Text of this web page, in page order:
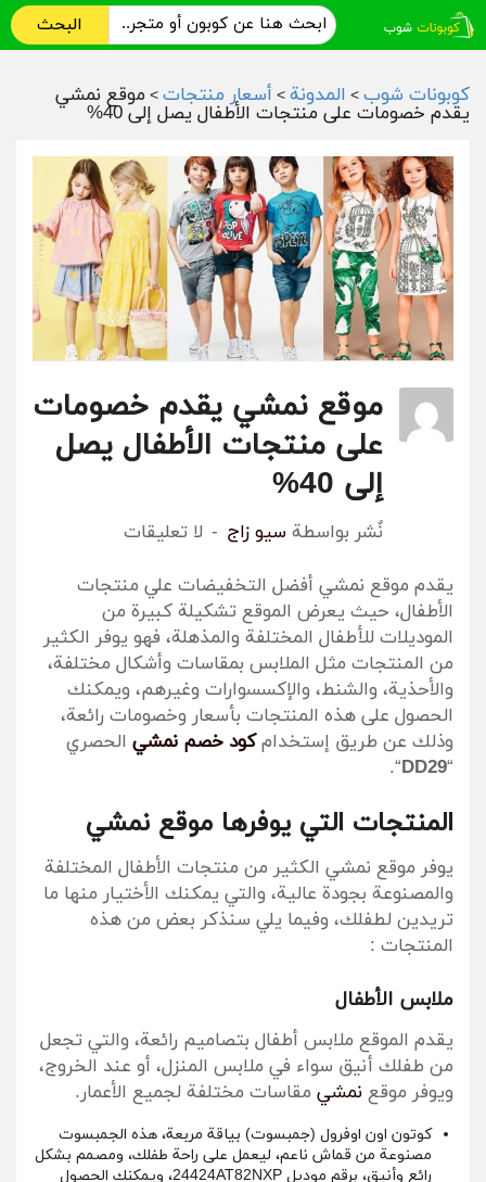
البحث
كوبونات شوب > المدونة > أسعار منتجات > موقع نمشي
يقدم خصومات على منتجات الأطفال يصل إلى 40%
موقع نمشي يقدم خصومات
على منتجات الأطفال يصل
إلى 40%
نٌشر بواسطة سيو زاج لا تعليقات
يقدم موقع نمشي أفضل التخفيضات علي منتجات
الأطفال، حيث يعرض الموقع تشكيلة كبيرة من
الموديلات للأطفال المختلفة والمذهلة، فهو يوفر الكثير
من المنتجات مثل الملابس بمقاسات وأشكال مختلفة،
والأحذية، والشنط، والإكسسوارات وغيرهم، ويمكنك
الحصول على هذه المنتجات بأسعار وخصومات رائعة،
وذلك عن طريق إستخدامكود خصم نمشي الحصري
“
DD29
“.
المنتجات التي يوفرها موقع نمشي
يوفر موقع نمشي الكثير من منتجات الأطفال المختلفة
والمصنوعة بجودة عالية، والتي يمكنك الأختيار منها ما
تريدين لطفلك، وفيما يلي سنذكر بعض من هذه
المنتجات :
ملابس الأطفال
يقدم الموقع ملابس أطفال بتصاميم رائعة، والتي تجعل
من طفلك أنيق سواء في ملابس المنزل، أو عند الخروج،
ويوفر موقع نمشي مقاسات مختلفة لجميع الأعمار.
كوتون اون اوفرول (جمبسوت) بياقة مربعة، هذه الجمبسوت
مصنوعة من قماش ناعم، ليعمل على راحة طفلك، ومصمم بشكل
رائع وأنيق، برقم موديل 24424AT82NXP، ويمكنك الحصول